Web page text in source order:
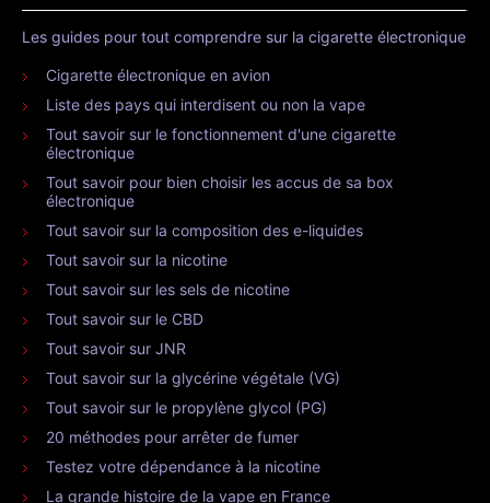
Les guides pour tout comprendre sur la cigarette électronique
Cigarette électronique en avion
Liste des pays qui interdisent ou non la vape
Tout savoir sur le fonctionnement d'une cigarette
électronique
Tout savoir pour bien choisir les accus de sa box
électronique
Tout savoir sur la composition des e-liquides
Tout savoir sur la nicotine
Tout savoir sur les sels de nicotine
Tout savoir sur le CBD
Tout savoir sur JNR
Tout savoir sur la glycérine végétale (VG)
Tout savoir sur le propylène glycol (PG)
20 méthodes pour arrêter de fumer
Testez votre dépendance à la nicotine
La grande histoire de la vape en France